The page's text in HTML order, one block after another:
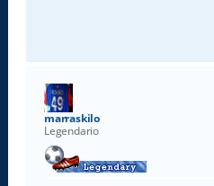
marraskilo
Legendario